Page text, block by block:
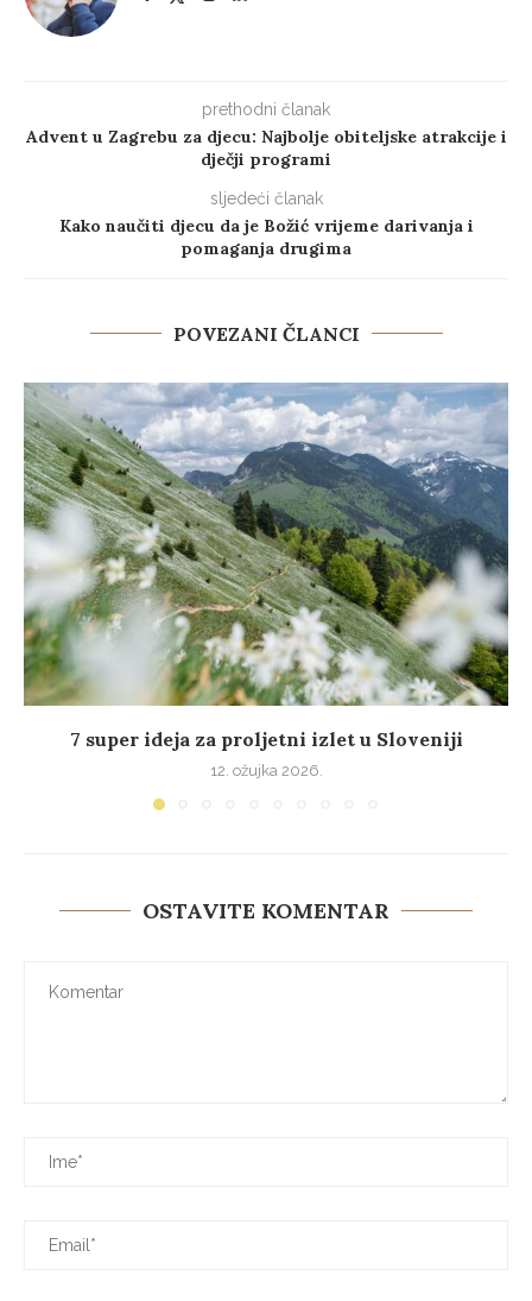
prethodni članak
Advent u Zagrebu za djecu: Najbolje obiteljske atrakcije i
dječji programi
sljedeći članak
Kako naučiti djecu da je Božić vrijeme darivanja i
pomaganja drugima
POVEZANI ČLANCI
7 super ideja za proljetni izlet u Sloveniji
12. ožujka 2026.
OSTAVITE KOMENTAR